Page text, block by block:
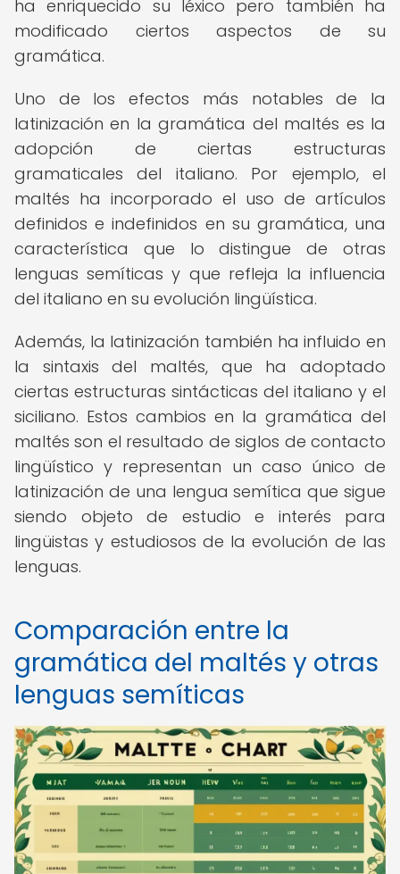
ha enriquecido su léxico pero también ha
modificado ciertos aspectos de su
gramática.
Uno de los efectos más notables de la
latinización en la gramática del maltés es la
adopción de ciertas estructuras
gramaticales del italiano. Por ejemplo, el
maltés ha incorporado el uso de artículos
definidos e indefinidos en su gramática, una
característica que lo distingue de otras
lenguas semíticas y que refleja la influencia
del italiano en su evolución lingüística.
Además, la latinización también ha influido en
la sintaxis del maltés, que ha adoptado
ciertas estructuras sintácticas del italiano y el
siciliano. Estos cambios en la gramática del
maltés son el resultado de siglos de contacto
lingüístico y representan un caso único de
latinización de una lengua semítica que sigue
siendo objeto de estudio e interés para
lingüistas y estudiosos de la evolución de las
lenguas.
Comparación entre la
gramática del maltés y otras
lenguas semíticas